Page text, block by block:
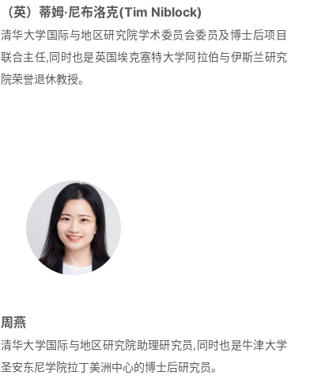
（英）蒂姆·尼布洛克(Tim Niblock)
清华大学国际与地区研究院学术委员会委员及博士后项目
联合主任,同时也是英国埃克塞特大学阿拉伯与伊斯兰研究
院荣誉退休教授。
周燕
清华大学国际与地区研究院助理研究员,同时也是牛津大学
圣安东尼学院拉丁美洲中心的博士后研究员。